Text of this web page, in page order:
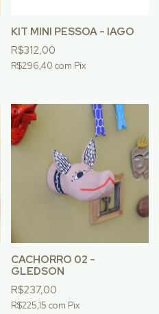
KIT MINI PESSOA - IAGO
R$312,00
R$296,40 com Pix
CACHORRO 02 -
GLEDSON
R$237,00
R$225,15 com Pix